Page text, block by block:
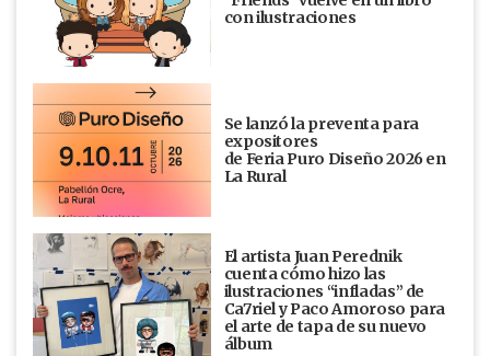
con ilustraciones
Se lanzó la preventa para
expositores
de Feria Puro Diseño 2026 en
La Rural
El artista Juan Perednik
cuenta cómo hizo las
ilustraciones “infladas” de
Ca7riel y Paco Amoroso para
el arte de tapa de su nuevo
álbum